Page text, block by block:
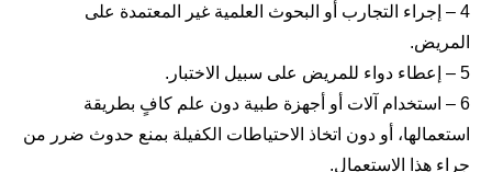
‎4 – إجراء التجارب أو البحوث العلمية غير المعتمدة على
المريض.
‎5 – إعطاء دواء للمريض على سبيل الاختبار.
‎6 – استخدام آلات أو أجهزة طبية دون علم كافٍ بطريقة
استعمالها، أو دون اتخاذ الاحتياطات الكفيلة بمنع حدوث ضرر من
جراء هذا الاستعمال.